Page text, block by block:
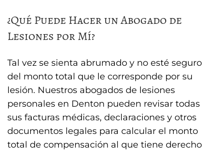
¿Qué Puede Hacer un Abogado de
Lesiones por Mí?
Tal vez se sienta abrumado y no esté seguro
del monto total que le corresponde por su
lesión. Nuestros abogados de lesiones
personales en Denton pueden revisar todas
sus facturas médicas, declaraciones y otros
documentos legales para calcular el monto
total de compensación al que tiene derecho